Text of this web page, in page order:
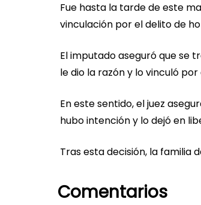
Fue hasta la tarde de este
vinculación por el delito de
El imputado aseguró que se
le dio la razón y lo vinculó
En este sentido, el juez
hubo intención y lo dejó en
Tras esta decisión, la familia
Comentarios